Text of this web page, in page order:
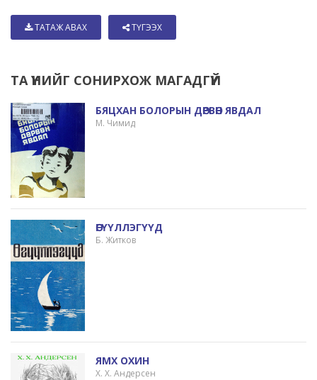
ТАТАЖ АВАХ ТҮГЭЭХ
ТА ҮҮНИЙГ СОНИРХОЖ МАГАДГҮЙ
БЯЦХАН БОЛОРЫН ДӨРВӨН ЯВДАЛ
М. Чимид
ӨГҮҮЛЛЭГҮҮД
Б. Житков
ЯМХ ОХИН
Х. Х. Андерсен